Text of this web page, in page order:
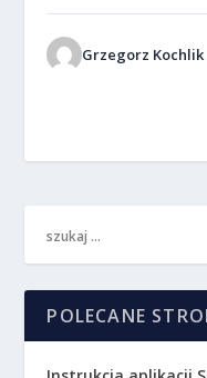
Grzegorz Kochlik
POLECANE